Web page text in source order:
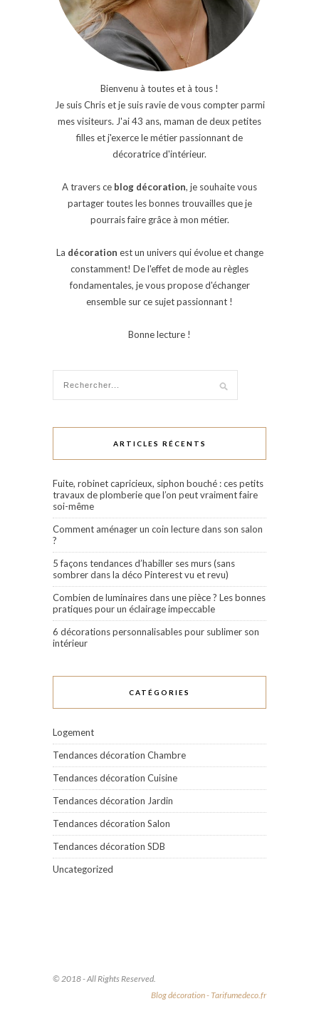
Bienvenu à toutes et à tous !
Je suis Chris et je suis ravie de vous compter parmi
mes visiteurs. J'ai 43 ans, maman de deux petites
filles et j'exerce le métier passionnant de
décoratrice d'intérieur.
A travers ce blog décoration, je souhaite vous
partager toutes les bonnes trouvailles que je
pourrais faire grâce à mon métier.
La décoration est un univers qui évolue et change
constamment! De l'effet de mode au règles
fondamentales, je vous propose d'échanger
ensemble sur ce sujet passionnant !
Bonne lecture !
ARTICLES RÉCENTS
Fuite, robinet capricieux, siphon bouché : ces petits
travaux de plomberie que l’on peut vraiment faire
soi-même
Comment aménager un coin lecture dans son salon
?
5 façons tendances d’habiller ses murs (sans
sombrer dans la déco Pinterest vu et revu)
Combien de luminaires dans une pièce ? Les bonnes
pratiques pour un éclairage impeccable
6 décorations personnalisables pour sublimer son
intérieur
CATÉGORIES
Logement
Tendances décoration Chambre
Tendances décoration Cuisine
Tendances décoration Jardin
Tendances décoration Salon
Tendances décoration SDB
Uncategorized
© 2018 - All Rights Reserved.
Blog décoration - Tarifumedeco.fr